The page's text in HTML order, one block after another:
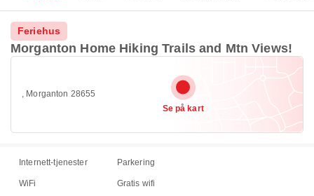
Feriehus
Morganton Home Hiking Trails and Mtn Views!
, Morganton 28655
Se på kart
Internett-tjenester Parkering
WiFi Gratis wifi